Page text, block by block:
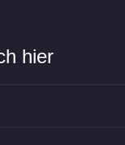
hier